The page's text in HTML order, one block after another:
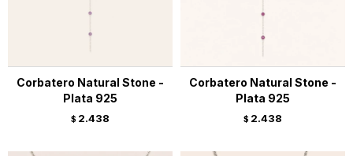
Corbatero Natural Stone -
Plata 925
$ 2.438
Corbatero Natural Stone -
Plata 925
$ 2.438